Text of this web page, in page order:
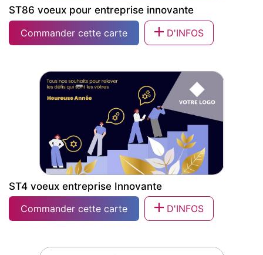
ST86 voeux pour entreprise innovante
Commander cette carte
D'INFOS
ST4 voeux entreprise Innovante
Commander cette carte
D'INFOS